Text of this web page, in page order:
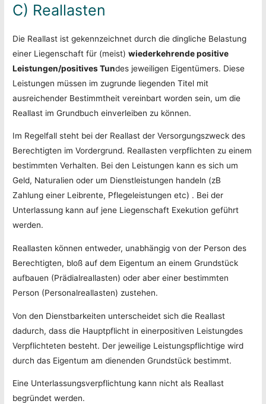
C) Reallasten
Die Reallast ist gekennzeichnet durch die dingliche Belastung
einer Liegenschaft für (meist)wiederkehrende positive
Leistungen/positives Tundes jeweiligen Eigentümers. Diese
Leistungen müssen im zugrunde liegenden Titel mit
ausreichender Bestimmtheit vereinbart worden sein, um die
Reallast im Grundbuch einverleiben zu können.
Im Regelfall steht bei der Reallast der Versorgungszweck des
Berechtigten im Vordergrund. Reallasten verpflichten zu einem
bestimmten Verhalten. Bei den Leistungen kann es sich um
Geld, Naturalien oder um Dienstleistungen handeln (zB
Zahlung einer Leibrente, Pflegeleistungen etc) . Bei der
Unterlassung kann auf jene Liegenschaft Exekution geführt
werden.
Reallasten können entweder, unabhängig von der Person des
Berechtigten, bloß auf dem Eigentum an einem Grundstück
aufbauen (Prädialreallasten) oder aber einer bestimmten
Person (Personalreallasten) zustehen.
Von den Dienstbarkeiten unterscheidet sich die Reallast
dadurch, dass die Hauptpflicht in einerpositiven Leistungdes
Verpflichteten besteht. Der jeweilige Leistungspflichtige wird
durch das Eigentum am dienenden Grundstück bestimmt.
Eine Unterlassungsverpflichtung kann nicht als Reallast
begründet werden.